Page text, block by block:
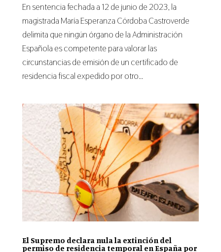
En sentencia fechada a 12 de junio de 2023, la
magistrada María Esperanza Córdoba Castroverde
delimita que ningún órgano de la Administración
Española es competente para valorar las
circunstancias de emisión de un certificado de
residencia fiscal expedido por otro...
El Supremo declara nula la extinción del
permiso de residencia temporal en España por